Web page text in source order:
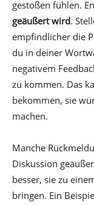
gestoßen fühlen.
geäußert wird.
empfindlicher die
du in deiner
negativem
zu kommen. Das
bekommen, sie
machen.
Manche
Diskussion
besser, sie zu
bringen. Ein